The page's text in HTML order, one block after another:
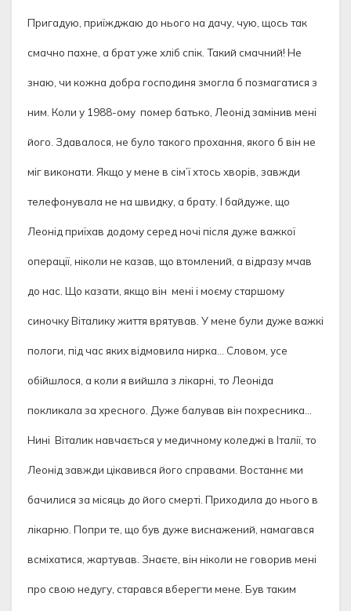
Пригадую, приїжджаю до нього на дачу, чую, щось так
смачно пахне, а брат уже хліб спік. Такий смачний! Не
знаю, чи кожна добра господиня змогла б позмагатися з
ним. Коли у 1988-ому помер батько, Леонід замінив мені
його. Здавалося, не було такого прохання, якого б він не
міг виконати. Якщо у мене в сім’ї хтось хворів, завжди
телефонувала не на швидку, а брату. І байдуже, що
Леонід приїхав додому серед ночі після дуже важкої
операції, ніколи не казав, що втомлений, а відразу мчав
до нас. Що казати, якщо він мені і моєму старшому
синочку Віталику життя врятував. У мене були дуже важкі
пологи, під час яких відмовила нирка… Словом, усе
обійшлося, а коли я вийшла з лікарні, то Леоніда
покликала за хресного. Дуже балував він похресника…
Нині Віталик навчається у медичному коледжі в Італії, то
Леонід завжди цікавився його справами. Востаннє ми
бачилися за місяць до його смерті. Приходила до нього в
лікарню. Попри те, що був дуже виснажений, намагався
всміхатися, жартував. Знаєте, він ніколи не говорив мені
про свою недугу, старався вберегти мене. Був таким